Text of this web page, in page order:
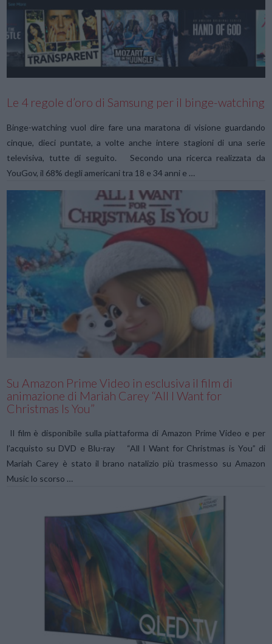
VIEW POST
VIEW POST
Le 4 regole d’oro di Samsung per il binge-watching
Binge-watching vuol dire fare una maratona di visione guardando
cinque, dieci puntate, a volte anche intere stagioni di una serie
televisiva, tutte di seguito. Secondo una ricerca realizzata da
YouGov, il 68% degli americani tra 18 e 34 anni e …
VIEW POST
Su Amazon Prime Video in esclusiva il film di
animazione di Mariah Carey “All I Want for
Christmas Is You”
Il film è disponibile sulla piattaforma di Amazon Prime Video e per
l’acquisto su DVD e Blu-ray “All I Want for Christmas is You” di
Mariah Carey è stato il brano natalizio più trasmesso su Amazon
Music lo scorso …